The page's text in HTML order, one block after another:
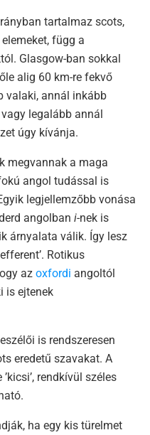
tartalmaz scots,
függ a
Glasgow-ban sokkal
alig 60 km-re fekvő
valaki, annál inkább
legalább annál
úgy kívánja.
megvannak a maga
angol tudással is
legjellemzőbb vonása
angolban i-nek is
árnyalata válik. Így lesz
Rotikus
az oxfordi angoltól
is ejtenek
is rendszeresen
eredetű szavakat. A
rendkívül széles
ha egy kis türelmet